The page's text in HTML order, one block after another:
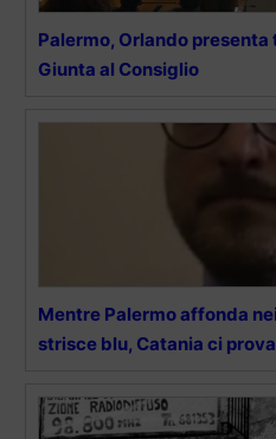
Palermo, Orlando
Giunta al Consiglio
Mentre Palermo affonda
strisce blu, Catania ci